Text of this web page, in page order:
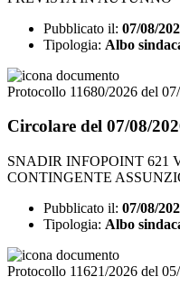
Pubblicato il: 07/08/
Tipologia: Albo
Protocollo 11680/2026 del
Circolare del 07/08/
SNADIR INFOPOINT 621
CONTINGENTE
Pubblicato il: 07/08/
Tipologia: Albo
Protocollo 11621/2026 del